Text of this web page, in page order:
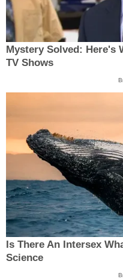
Mystery Solved: Here's
TV Shows
Is There An Intersex
Science